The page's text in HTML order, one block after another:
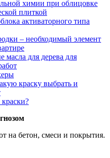
химии при облицовке
плиткой
активаторного типа
– необходимый элемент
масла для дерева для
краску выбрать и
на бетон, смеси и покрытия.